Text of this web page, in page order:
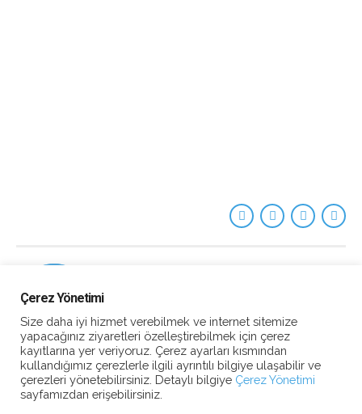
Çerez Yönetimi
Size daha iyi hizmet verebilmek ve internet sitemize
yapacağınız ziyaretleri özelleştirebilmek için çerez
kayıtlarına yer veriyoruz. Çerez ayarları kısmından
kullandığımız çerezlerle ilgili ayrıntılı bilgiye ulaşabilir ve
çerezleri yönetebilirsiniz. Detaylı bilgiye Çerez Yönetimi
sayfamızdan erişebilirsiniz.